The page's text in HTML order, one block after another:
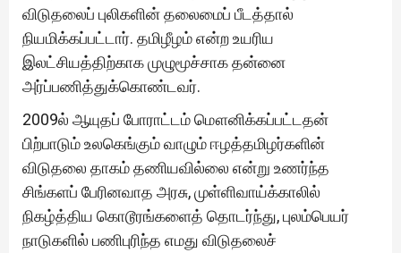
விடுதலைப் புலிகளின் தலைமைப் பீடத்தால்
நியமிக்கப்பட்டார். தமிழீழம் என்ற உயரிய
இலட்சியத்திற்காக முழுமூச்சாக தன்னை
அர்ப்பணித்துக்கொண்டவர்.
2009ல் ஆயுதப் போராட்டம் மௌனிக்கப்பட்டதன்
பிற்பாடும் உலகெங்கும் வாழும் ஈழத்தமிழர்களின்
விடுதலை தாகம் தணியவில்லை என்று உணர்ந்த
சிங்களப் பேரினவாத அரசு, முள்ளிவாய்க்காலில்
நிகழ்த்திய கொடூரங்களைத் தொடர்ந்து, புலம்பெயர்
நாடுகளில் பணிபுரிந்த எமது விடுதலைச்